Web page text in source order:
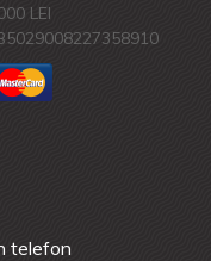
LEI
telefon